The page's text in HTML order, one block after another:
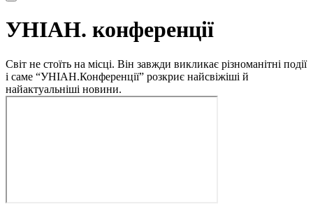
УНІАН. конференції
Світ не стоїть на місці. Він завжди викликає різноманітні події
і саме “УНІАН.Конференції” розкриє найсвіжіші й
найактуальніші новини.